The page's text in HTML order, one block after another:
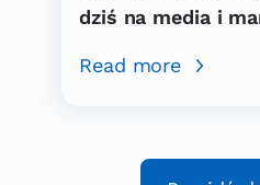
dziś na media i
Read more